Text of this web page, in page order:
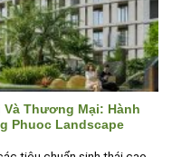
Và Thương Mại: Hành
Phuoc Landscape